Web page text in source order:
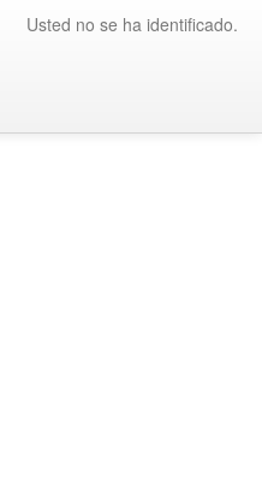
Usted no se ha identificado.